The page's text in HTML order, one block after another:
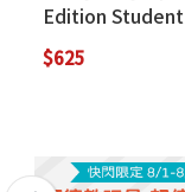
Edition
(with QR Code
Online Practice)
$625